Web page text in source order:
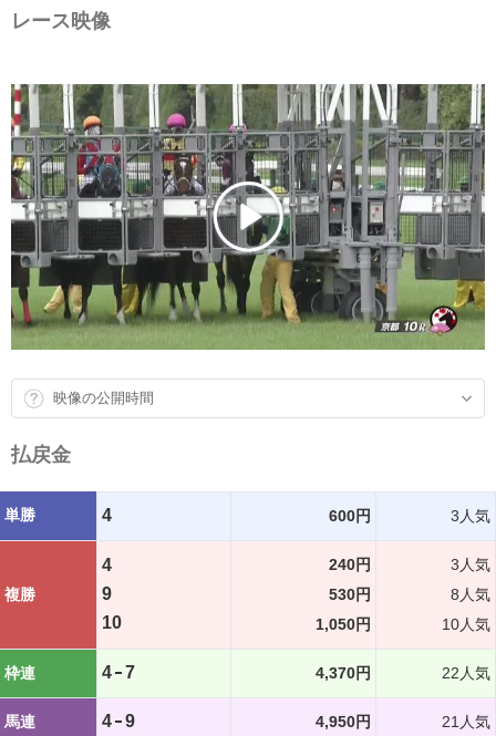
レース映像
映像の公開時間
払戻金
単勝 4 600円 3人気
複勝
4
9
10
240円
530円
1,050円
3人気
8人気
10人気
枠連 4 7 4,370円 22人気
馬連 4 9 4,950円 21人気